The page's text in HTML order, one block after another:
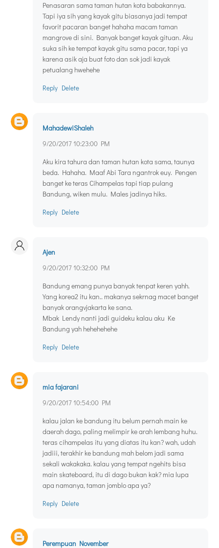
Penasaran sama taman hutan kota babakannya.
Tapi iya sih yang kayak gitu biasanya jadi tempat
favorit pacaran banget hahaha macam taman
mangrove di sini. Banyak banget kayak gituan. Aku
suka sih ke tempat kayak gitu sama pacar, tapi ya
karena asik aja buat foto dan sok jadi kayak
petualang hwehehe
Reply Delete
MahadewiShaleh
9/20/2017 10:23:00 PM
Aku kira tahura dan taman hutan kota sama, taunya
beda. Hahaha. Maaf Abi Tara ngantrok euy. Pengen
banget ke teras Cihampelas tapi tiap pulang
Bandung, wiken mulu. Males jadinya hiks.
Reply Delete
Ajen
9/20/2017 10:32:00 PM
Bandung emang punya banyak tenpat keren yahh.
Yang korea2 itu kan.. makanya sekrnag macet banget
banyak orangvjakarta ke sana.
Mbak Lendy nanti jadi guideku kalau aku Ke
Bandung yah hehehehehe
Reply Delete
mia fajarani
9/20/2017 10:54:00 PM
kalau jalan ke bandung itu belum pernah main ke
daerah dago, paling melimpir ke arah lembang huhu.
teras cihampelas itu yang diatas itu kan? wah, udah
jadiii, terakhir ke bandung mah belom jadi sama
sekali wakakaka. kalau yang tempat ngehits bisa
main skateboard, itu di dago bukan kak? mia lupa
apa namanya, taman jomblo apa ya?
Reply Delete
Perempuan November